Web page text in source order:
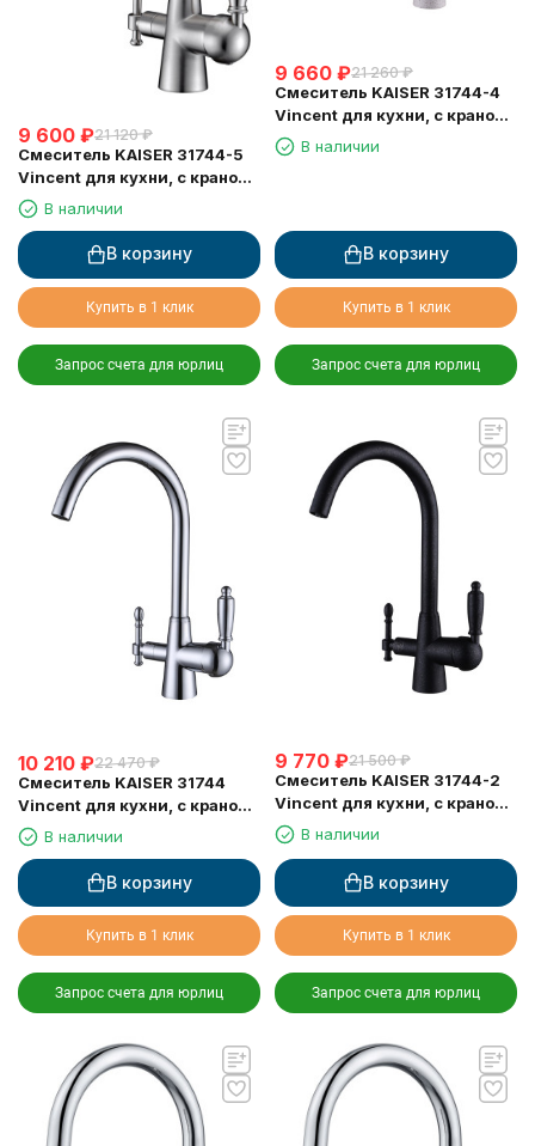
9 600 ₽21 120 ₽
Смеситель KAISER 31744-5
Vincent для кухни, с краном
для питьевой воды, серебро
В наличии
В корзину
Купить в 1 клик
Запрос счета для юрлиц
9 660 ₽21 260 ₽
Смеситель KAISER 31744-4
Vincent для кухни, с краном
для питьевой воды,
песочный
В наличии
В корзину
Купить в 1 клик
Запрос счета для юрлиц
10 210 ₽22 470 ₽
Смеситель KAISER 31744
Vincent для кухни, с краном
для питьевой воды, хром
В наличии
В корзину
Купить в 1 клик
Запрос счета для юрлиц
9 770 ₽21 500 ₽
Смеситель KAISER 31744-2
Vincent для кухни, с краном
для питьевой воды, черный
мрамор
В наличии
В корзину
Купить в 1 клик
Запрос счета для юрлиц